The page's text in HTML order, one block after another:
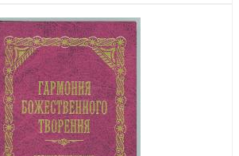
сообразование человеческой воли с
волей. (Оранта)